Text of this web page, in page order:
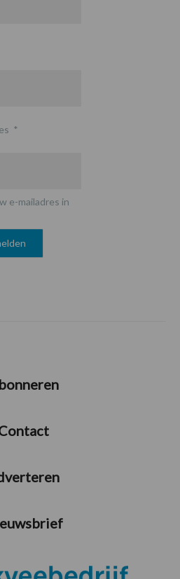
*
e-mailadres in